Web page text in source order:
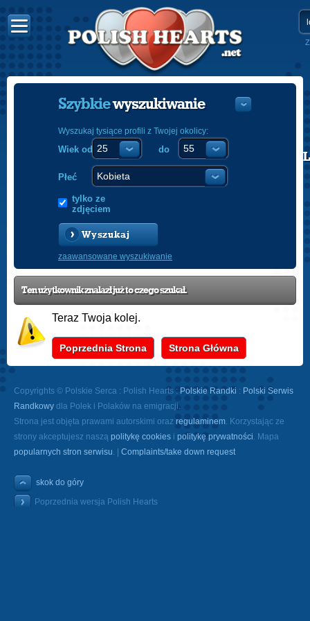
POLISH
Szybkiewyszukiwanie
Wyszukaj tysiące profili z Twojej okolicy:
Wiek od do
Płeć
tylko ze
zdjęciem
Wyszukaj
zaawansowane wyszukiwanie
Ten użytkownik znalazł już to czego szukał.
Teraz Twoja kolej.
Poprzednia Strona Strona Główna
Copyrights © Polskie Serca : Polish Hearts : Polskie Randki : Polski Serwis
Randkowy dla Polek i Polaków na emigracji.
Strona jest objęta prawami autorskimi oraz regulaminem. Korzystając ze
strony akceptujesz naszą politykę cookies i politykę prywatności. Mapa
popularnych stron serwisu. | Complaints/take down request
skok do góry
Poprzednia wersja Polish Hearts